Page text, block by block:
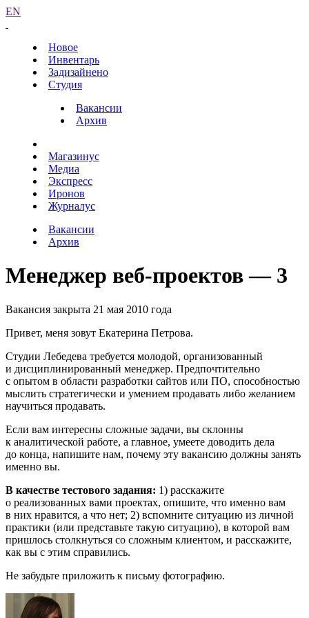
EN
Новое
Инвентарь
Задизайнено
Студия
Вакансии
Архив
Магазинус
Медиа
Экспресс
Иронов
Журналус
Вакансии
Архив
Менеджер веб-проектов — 3
Вакансия закрыта 21 мая 2010 года
Привет, меня зовут Екатерина Петрова.
Студии Лебедева требуется молодой, организованный
и дисциплинированный менеджер. Предпочтительно
с опытом в области разработки сайтов или ПО, способностью
мыслить стратегически и умением продавать либо желанием
научиться продавать.
Если вам интересны сложные задачи, вы склонны
к аналитической работе, а главное, умеете доводить дела
до конца, напишите нам, почему эту вакансию должны занять
именно вы.
В качестве тестового задания: 1) расскажите
о реализованных вами проектах, опишите, что именно вам
в них нравится, а что нет; 2) вспомните ситуацию из личной
практики (или представьте такую ситуацию), в которой вам
пришлось столкнуться со сложным клиентом, и расскажите,
как вы с этим справились.
Не забудьте приложить к письму фотографию.